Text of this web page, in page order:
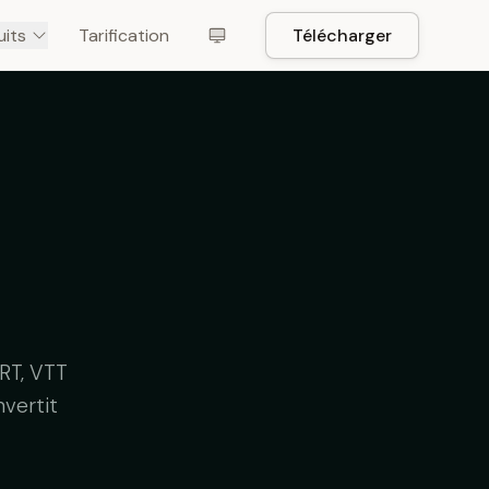
Tarification Télécharger
VTT